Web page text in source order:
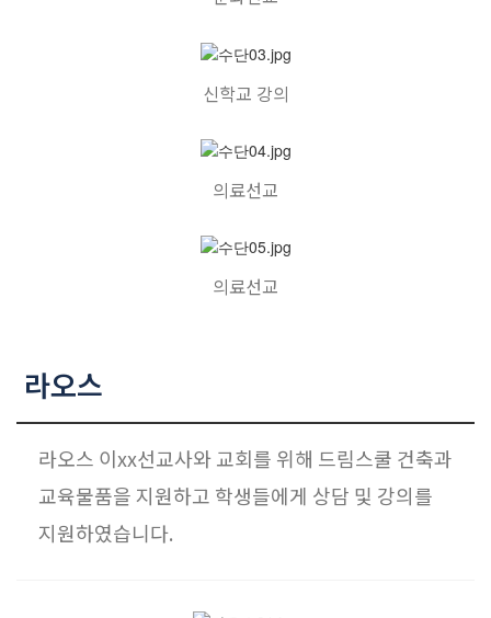
신학교 강의
의료선교
의료선교
라오스
라오스 이xx선교사와 교회를 위해 드림스쿨 건축과
교육물품을 지원하고 학생들에게 상담 및 강의를
지원하였습니다.